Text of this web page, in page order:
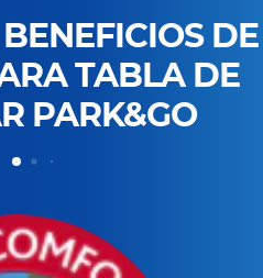
DE
TABLA DE
PARK&GO